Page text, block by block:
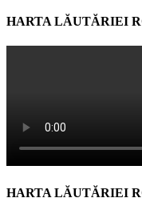
HARTA LĂUTĂRIEI
HARTA LĂUTĂRIEI